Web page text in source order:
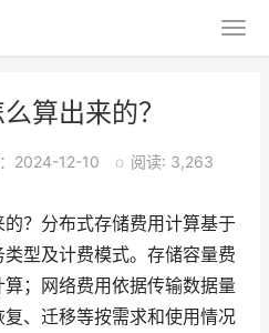
算出来的？
2024-12-10 o 阅读: 3,263
的？分布式存储费用计算基于
型及计费模式。存储容量费
；网络费用依据传输数据量
、迁移等按需求和使用情况